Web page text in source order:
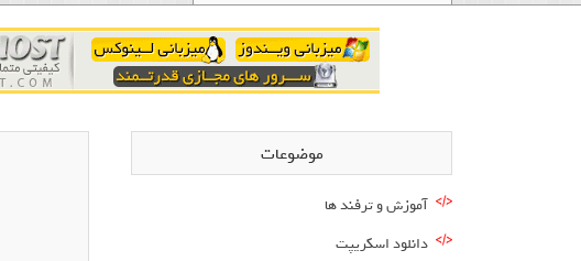
موضوعات
آموزش و ترفند ها
دانلود اسکریپت